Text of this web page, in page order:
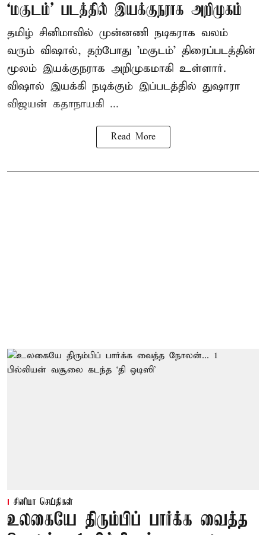
‘மகுடம்’ படத்தில் இயக்குநராக அறிமுகம்
தமிழ் சினிமாவில் முன்னணி நடிகராக வலம்
வரும் விஷால், தற்போது 'மகுடம்' திரைப்படத்தின்
மூலம் இயக்குநராக அறிமுகமாகி உள்ளார்.
விஷால் இயக்கி நடிக்கும் இப்படத்தில் துஷாரா
விஜயன் கதாநாயகி ...
Read More
சினிமா செய்திகள்
உலகையே திரும்பிப் பார்க்க வைத்த